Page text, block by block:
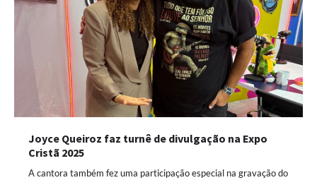
Joyce Queiroz faz turnê de divulgação na Expo
Cristã 2025
A cantora também fez uma participação especial na gravação do